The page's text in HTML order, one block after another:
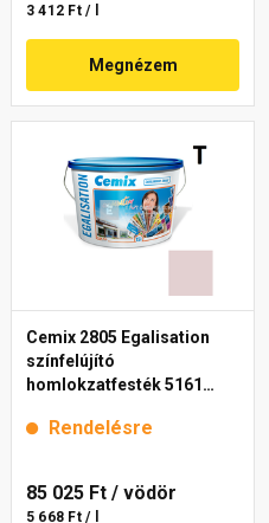
3 412 Ft / l
Megnézem
Cemix 2805 Egalisation
színfelújító
homlokzatfesték 5161
Rendelésre
85 025 Ft / vödör
5 668 Ft / l